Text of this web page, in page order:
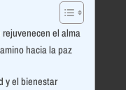
el alma
hacia la paz
y el bienestar